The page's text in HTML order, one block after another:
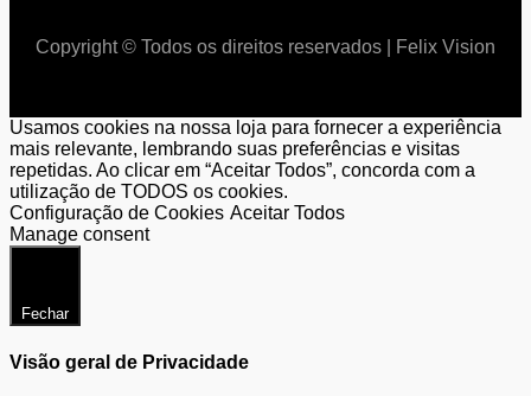
Copyright © Todos os direitos reservados | Felix Vision
Usamos cookies na nossa loja para fornecer a experiência
mais relevante, lembrando suas preferências e visitas
repetidas. Ao clicar em “Aceitar Todos”, concorda com a
utilização de TODOS os cookies.
Configuração de Cookies Aceitar Todos
Manage consent
Fechar
Visão geral de Privacidade